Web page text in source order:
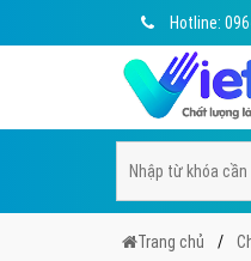
Hotline:
Trang chủ